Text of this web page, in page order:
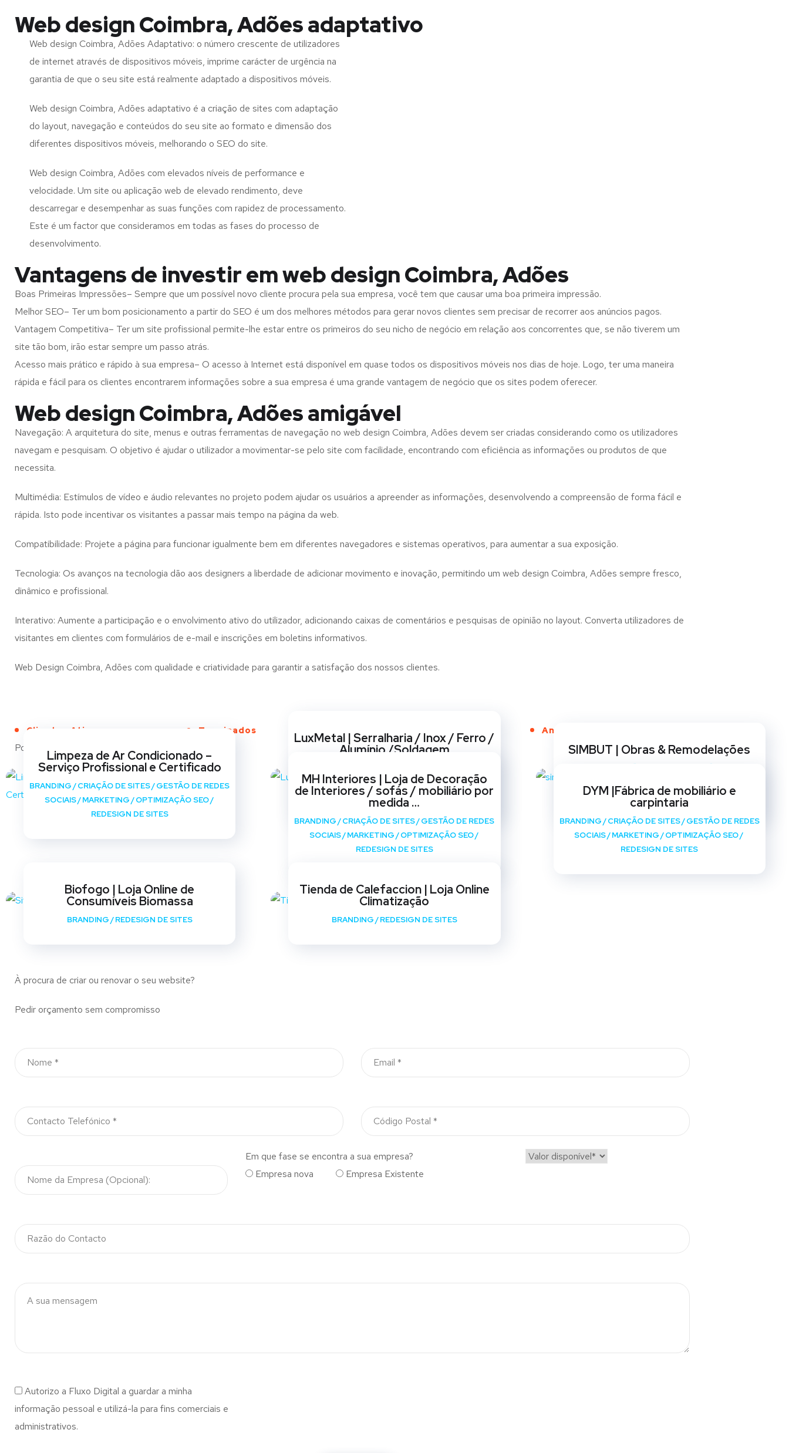
Web design Coimbra, Adões adaptativo
Web design Coimbra, Adões Adaptativo: o número crescente de utilizadores
de internet através de dispositivos móveis, imprime carácter de urgência na
garantia de que o seu site está realmente adaptado a dispositivos móveis.
Web design Coimbra, Adões adaptativo é a criação de sites com adaptação
do layout, navegação e conteúdos do seu site ao formato e dimensão dos
diferentes dispositivos móveis, melhorando o SEO do site.
Web design Coimbra, Adões com elevados níveis de performance e
velocidade. Um site ou aplicação web de elevado rendimento, deve
descarregar e desempenhar as suas funções com rapidez de processamento.
Este é um factor que consideramos em todas as fases do processo de
desenvolvimento.
Vantagens de investir em web design Coimbra, Adões
Boas Primeiras Impressões– Sempre que um possível novo cliente procura pela sua empresa, você tem que causar uma boa primeira impressão.
Melhor SEO– Ter um bom posicionamento a partir do SEO é um dos melhores métodos para gerar novos clientes sem precisar de recorrer aos anúncios pagos.
Vantagem Competitiva– Ter um site profissional permite-lhe estar entre os primeiros do seu nicho de negócio em relação aos concorrentes que, se não tiverem um
site tão bom, irão estar sempre um passo atrás.
Acesso mais prático e rápido à sua empresa– O acesso à Internet está disponível em quase todos os dispositivos móveis nos dias de hoje. Logo, ter uma maneira
rápida e fácil para os clientes encontrarem informações sobre a sua empresa é uma grande vantagem de negócio que os sites podem oferecer.
Web design Coimbra, Adões amigável
Navegação: A arquitetura do site, menus e outras ferramentas de navegação no web design Coimbra, Adões devem ser criadas considerando como os utilizadores
navegam e pesquisam. O objetivo é ajudar o utilizador a movimentar-se pelo site com facilidade, encontrando com eficiência as informações ou produtos de que
necessita.
Multimédia: Estímulos de vídeo e áudio relevantes no projeto podem ajudar os usuários a apreender as informações, desenvolvendo a compreensão de forma fácil e
rápida. Isto pode incentivar os visitantes a passar mais tempo na página da web.
Compatibilidade: Projete a página para funcionar igualmente bem em diferentes navegadores e sistemas operativos, para aumentar a sua exposição.
Tecnologia: Os avanços na tecnologia dão aos designers a liberdade de adicionar movimento e inovação, permitindo um web design Coimbra, Adões sempre fresco,
dinâmico e profissional.
Interativo: Aumente a participação e o envolvimento ativo do utilizador, adicionando caixas de comentários e pesquisas de opinião no layout. Converta utilizadores de
visitantes em clientes com formulários de e-mail e inscrições em boletins informativos.
Web Design Coimbra, Adões com qualidade e criatividade para garantir a satisfação dos nossos clientes.
Clientes Ativos Terminados Anos de Serviço
Portfólio
Limpeza de Ar Condicionado –
Serviço Profissional e Certificado
BRANDING/CRIAÇÃO DE SITES/GESTÃO DE REDES
SOCIAIS/MARKETING/OPTIMIZAÇÃO SEO/
REDESIGN DE SITES
LuxMetal | Serralharia / Inox / Ferro /
Alumínio /Soldagem
SOCIAIS/ MARKETING/OPTIMIZAÇÃO SEO/
REDESIGN DE SITES
SIMBUT | Obras & Remodelações
REDESIGN DE SITES
MH Interiores | Loja de Decoração
de Interiores / sofás / mobiliário por
medida …
BRANDING /CRIAÇÃO DE SITES/GESTÃO DE REDES
SOCIAIS/MARKETING/OPTIMIZAÇÃO SEO/
REDESIGN DE SITES
DYM |Fábrica de mobiliário e
carpintaria
BRANDING/CRIAÇÃO DE SITES/GESTÃO DE REDES
SOCIAIS/MARKETING/OPTIMIZAÇÃO SEO/
REDESIGN DE SITES
Biofogo | Loja Online de
Consumíveis Biomassa
BRANDING/REDESIGN DE SITES
Tienda de Calefaccion | Loja Online
Climatização
BRANDING/REDESIGN DE SITES
À procura de criar ou renovar o seu website?
Pedir orçamento sem compromisso
Em que fase se encontra a sua empresa?
Empresa nova
Empresa Existente
Autorizo a Fluxo Digital a guardar a minha
informação pessoal e utilizá-la para fins comerciais e
administrativos.